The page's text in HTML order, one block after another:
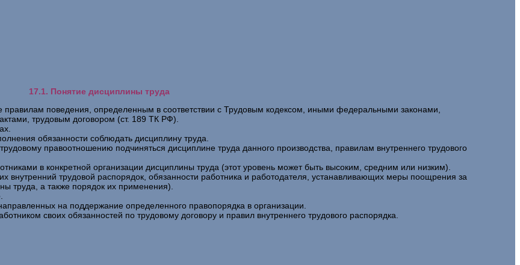
17.1. Понятие дисциплины труда
правилам поведения, определенным в соответствии с Трудовым кодексом, иными федеральными законами,
трудовым договором (ст. 189 ТК РФ).
обязанности соблюдать дисциплину труда.
правоотношению подчиняться дисциплине труда данного производства, правилам внутреннего трудового
в конкретной организации дисциплины труда (этот уровень может быть высоким, средним или низким).
внутренний трудовой распорядок, обязанности работника и работодателя, устанавливающих меры поощрения за
труда, а также порядок их применения).
на поддержание определенного правопорядка в организации.
своих обязанностей по трудовому договору и правил внутреннего трудового распорядка.